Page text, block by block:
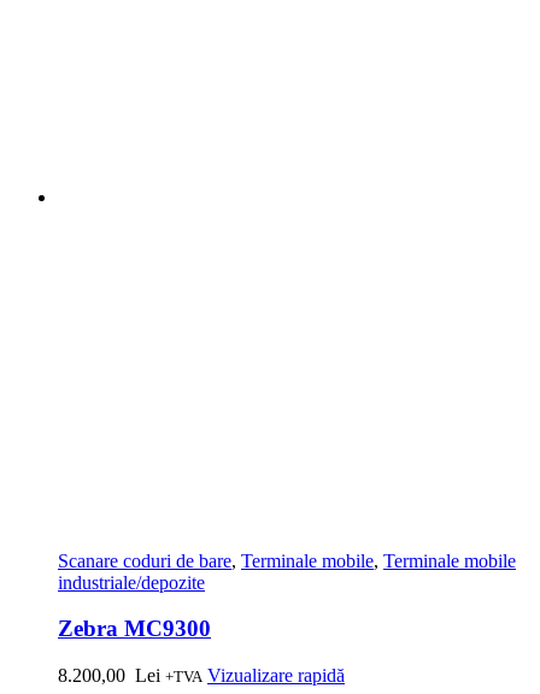
Scanare coduri de bare, Terminale mobile, Terminale mobile
industriale/depozite
Zebra MC9300
8.200,00 Lei +TVA Vizualizare rapidă